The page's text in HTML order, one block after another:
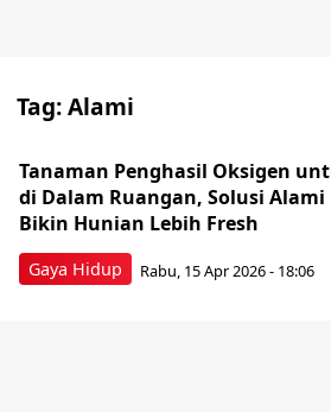
Tag:Alami
Gaya Hidup
Tanaman Penghasil Oksigen
di Dalam Ruangan, Solusi Alami
Bikin Hunian Lebih Fresh
Rabu, 15 Apr 2026 - 18:06